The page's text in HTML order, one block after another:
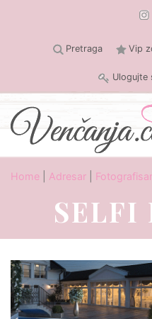
Pretraga Vip
Ulogujte
Home Adresar
SELFI